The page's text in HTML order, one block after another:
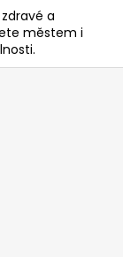
a
městem i